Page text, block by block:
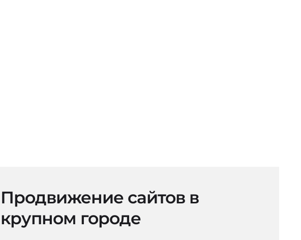
Продвижение сайтов в
крупном городе